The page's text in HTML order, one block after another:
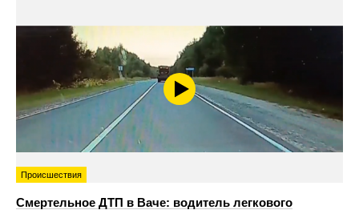
Происшествия
Смертельное ДТП в Ваче: водитель легкового